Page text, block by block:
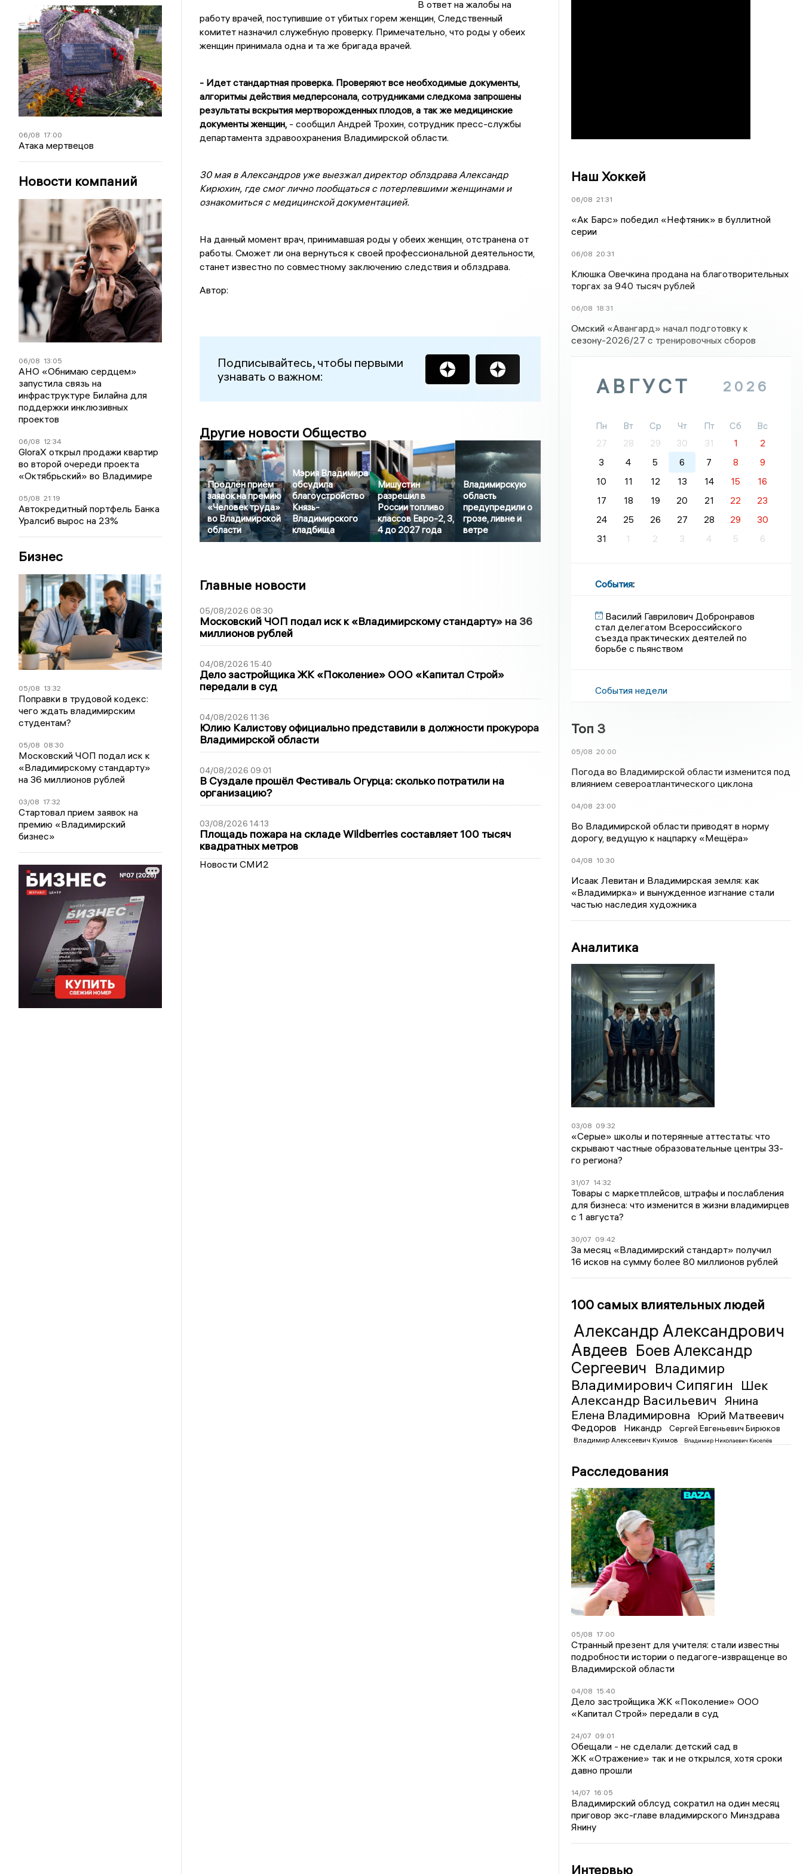
06/08 17:00
Атака мертвецов
Новости компаний
06/08 13:05
АНО «Обнимаю сердцем»
запустила связь на
инфраструктуре Билайна для
поддержки инклюзивных
проектов
06/08 12:34
GloraX открыл продажи квартир
во второй очереди проекта
«Октябрьский» во Владимире
05/08 21:19
Автокредитный портфель Банка
Уралсиб вырос на 23%
Бизнес
05/08 13:32
Поправки в трудовой кодекс:
чего ждать владимирским
студентам?
05/08 08:30
Московский ЧОП подал иск к
«Владимирскому стандарту»
на 36 миллионов рублей
03/08 17:32
Стартовал прием заявок на
премию «Владимирский
бизнес»
В ответ на жалобы на
работу врачей, поступившие от убитых горем женщин, Следственный
комитет назначил служебную проверку. Примечательно, что роды у обеих
женщин принимала одна и та же бригада врачей.
- Идет стандартная проверка. Проверяют все необходимые документы,
алгоритмы действия медперсонала, сотрудниками следкома запрошены
результаты вскрытия мертворожденных плодов, а так же медицинские
документы женщин,- сообщил Андрей Трохин, сотрудник пресс-службы
департамента здравоохранения Владимирской области.
30 мая в Александров уже выезжал директор облздрава Александр
Кирюхин, где смог лично пообщаться с потерпевшими женщинами и
ознакомиться с медицинской документацией.
На данный момент врач, принимавшая роды у обеих женщин, отстранена от
работы. Сможет ли она вернуться к своей профессиональной деятельности,
станет известно по совместному заключению следствия и облздрава.
Автор:
Подписывайтесь, чтобы первыми
узнавать о важном:
Другие новости Общество
Продлён приём
заявок на премию
«Человек труда»
во Владимирской
области
Мэрия Владимира
обсудила
благоустройство
Князь-
Владимирского
кладбища
Мишустин
разрешил в
России топливо
классов Евро-2, 3,
4 до 2027 года
Владимирскую
область
предупредили о
грозе, ливне и
ветре
Главные новости
05/08/2026 08:30
Московский ЧОП подал иск к «Владимирскому стандарту» на 36
миллионов рублей
04/08/2026 15:40
Дело застройщика ЖК «Поколение» ООО «Капитал Строй»
передали в суд
04/08/2026 11:36
Юлию Калистову официально представили в должности прокурора
Владимирской области
04/08/2026 09:01
В Суздале прошёл Фестиваль Огурца: сколько потратили на
организацию?
03/08/2026 14:13
Площадь пожара на складе Wildberries составляет 100 тысяч
квадратных метров
Новости СМИ2
Наш Хоккей
06/08 21:31
«Ак Барс» победил «Нефтяник» в буллитной
серии
06/08 20:31
Клюшка Овечкина продана на благотворительных
торгах за 940 тысяч рублей
06/08 18:31
Омский «Авангард» начал подготовку к
сезону-2026/27 с тренировочных сборов
АВГУСТ 2026
Пн Вт Ср Чт Пт Сб
Вс
27
28 29 30 31 1
2
3
4 5 6 7 8
9
10
11 12 13 14 15
16
17
18 19 20 21 22
23
24
25 26 27 28 29
30
31
1 2 3 4 5 6
События:
Василий Гаврилович Добронравов
стал делегатом Всероссийского
съезда практических деятелей по
борьбе с пьянством
События недели
Топ 3
05/08 20:00
Погода во Владимирской области изменится под
влиянием североатлантического циклона
04/08 23:00
Во Владимирской области приводят в норму
дорогу, ведущую к нацпарку «Мещёра»
04/08 10:30
Исаак Левитан и Владимирская земля: как
«Владимирка» и вынужденное изгнание стали
частью наследия художника
Аналитика
03/08 09:32
«Серые» школы и потерянные аттестаты: что
скрывают частные образовательные центры 33-
го региона?
31/07 14:32
Товары с маркетплейсов, штрафы и послабления
для бизнеса: что изменится в жизни владимирцев
с 1 августа?
30/07 09:42
За месяц «Владимирский стандарт» получил
16 исков на сумму более 80 миллионов рублей
100 самых влиятельных людей
Александр Александрович
Авдеев Боев Александр
Сергеевич Владимир
Владимирович Сипягин Шек
Александр Васильевич
Янина
Елена Владимировна
Юрий Матвеевич
Федоров
Никандр Сергей Евгеньевич Бирюков
Владимир Алексеевич Куимов Владимир Николаевич Киселёв
Расследования
05/08 17:00
Странный презент для учителя: стали известны
подробности истории о педагоге-извращенце во
Владимирской области
04/08 15:40
Дело застройщика ЖК «Поколение» ООО
«Капитал Строй» передали в суд
24/07 09:01
Обещали - не сделали: детский сад в
ЖК «Отражение» так и не открылся, хотя сроки
давно прошли
14/07 16:05
Владимирский облсуд сократил на один месяц
приговор экс-главе владимирского Минздрава
Янину
Интервью